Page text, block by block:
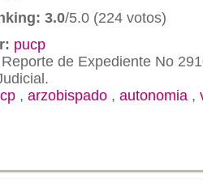
3.0/5.0 (224 votos)
pucp
Reporte de Expediente No
, arzobispado , autonomia ,